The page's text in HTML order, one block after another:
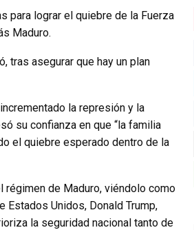
para lograr el quiebre de la Fuerza
Maduro.
tras asegurar que hay un plan
la represión y la
su confianza en que “la familia
el quiebre esperado dentro de la
régimen de Maduro, viéndolo como
Unidos, Donald Trump,
la seguridad nacional tanto de